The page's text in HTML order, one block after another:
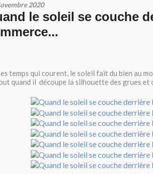
2020
le soleil se couche
temps qui courent, le soleil fait du bien au
quand il découpe la silhouette des grues et